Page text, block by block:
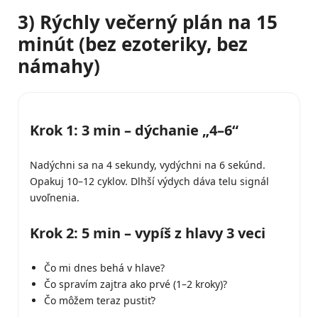
3) Rýchly večerný plán na 15
minút (bez ezoteriky, bez
námahy)
Krok 1: 3 min – dýchanie „4–6“
Nadýchni sa na 4 sekundy, vydýchni na 6 sekúnd.
Opakuj 10–12 cyklov. Dlhší výdych dáva telu signál
uvoľnenia.
Krok 2: 5 min – vypíš z hlavy 3 veci
Čo mi dnes behá v hlave?
Čo spravím zajtra ako prvé (1–2 kroky)?
Čo môžem teraz pustiť?